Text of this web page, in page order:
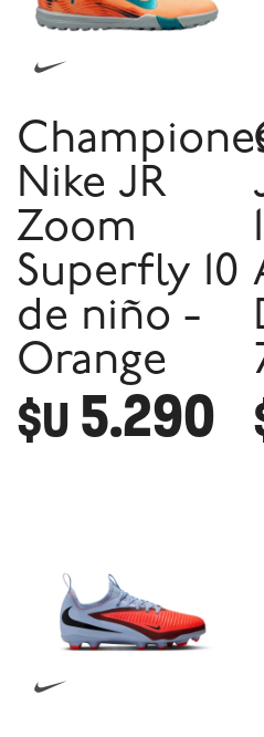
Nike JR
Zoom
Superfly 10
de niño -
Orange
$U 5.290